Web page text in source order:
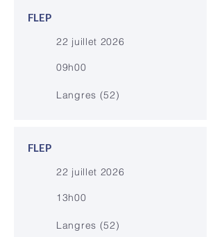
FLEP
22 juillet 2026
09h00
Langres (52)
FLEP
22 juillet 2026
13h00
Langres (52)